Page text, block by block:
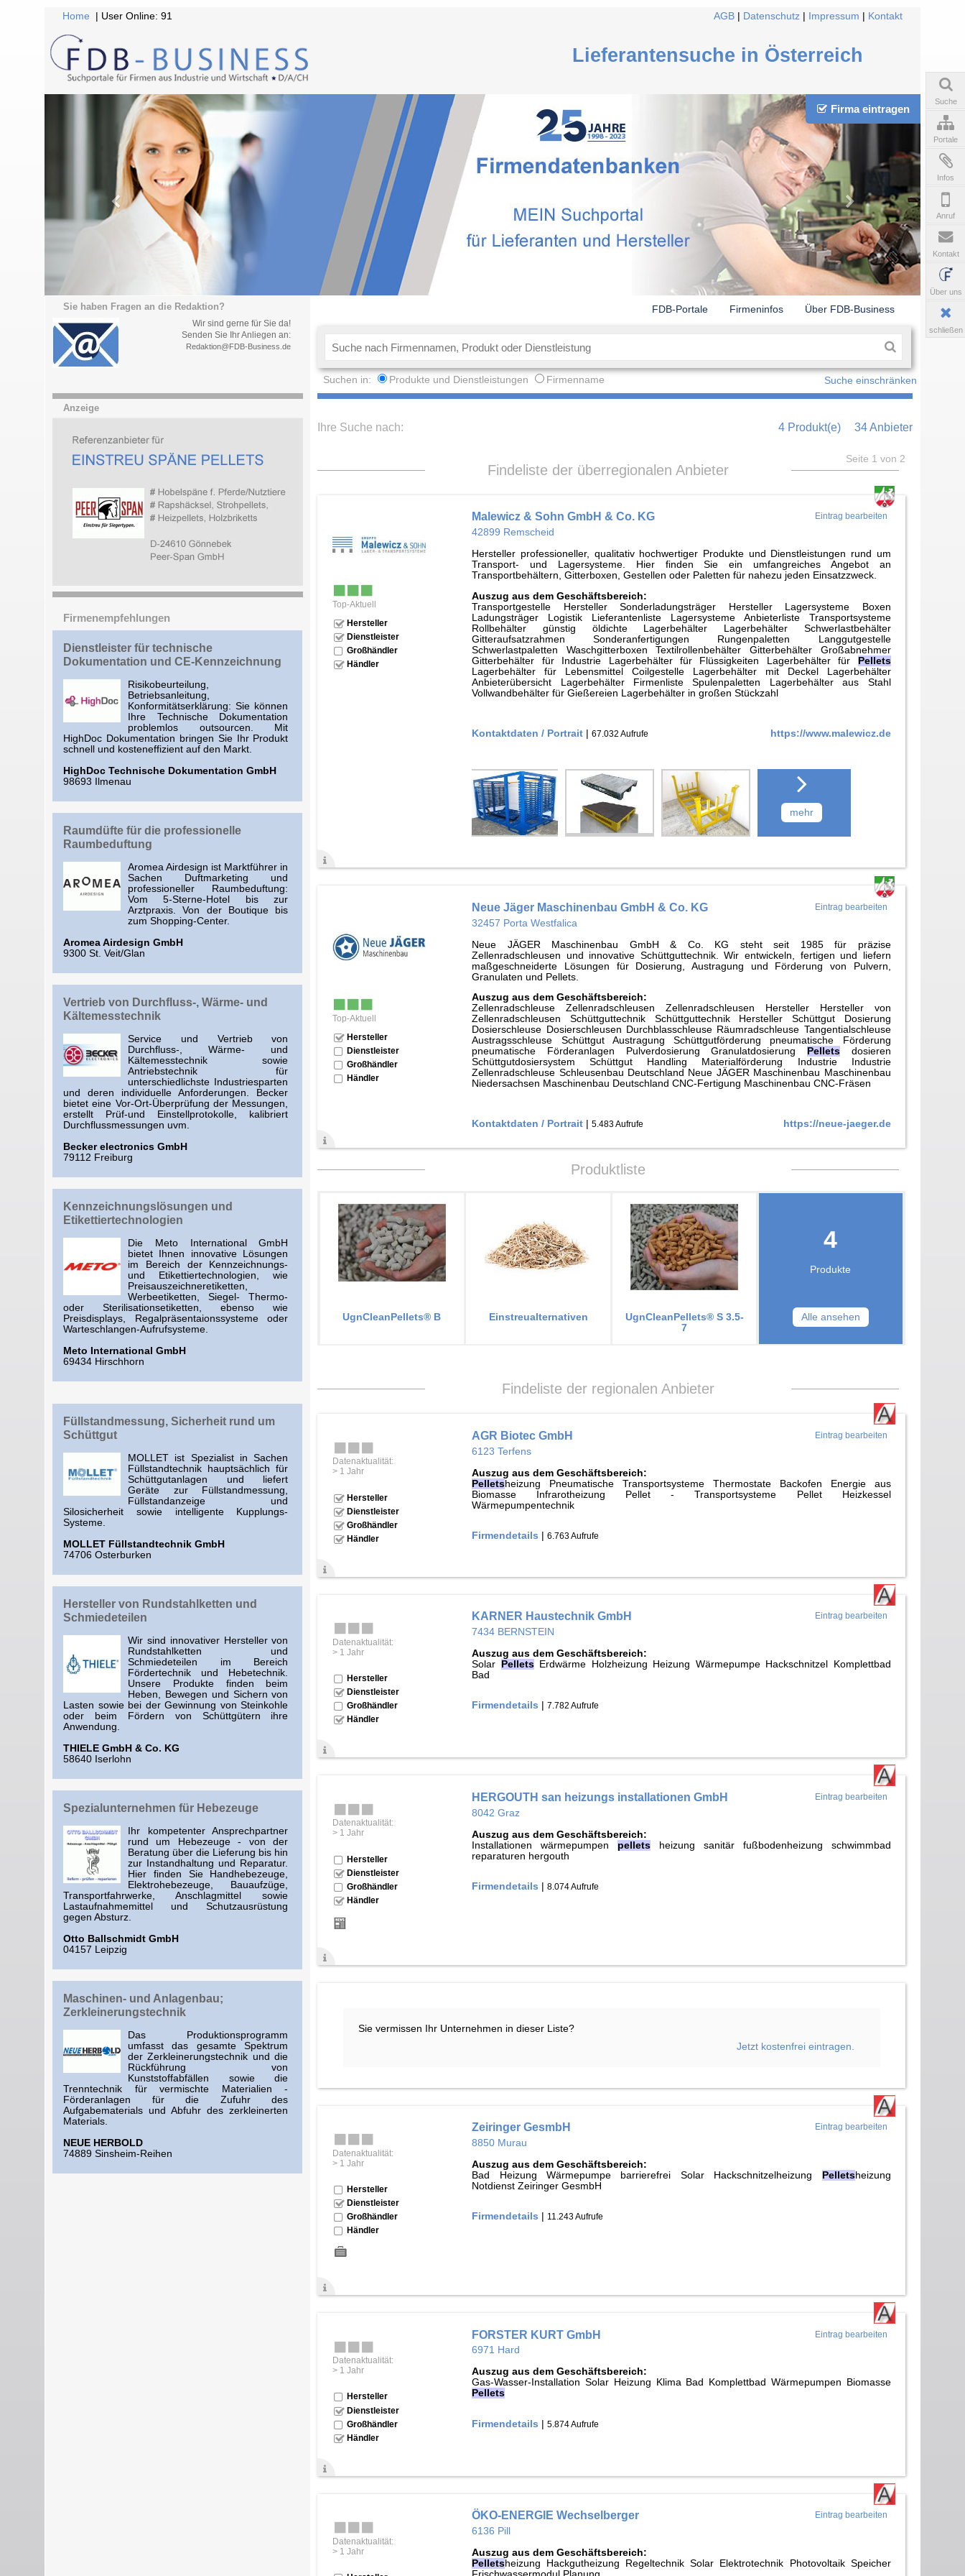
Home | User Online: 91 AGB Datenschutz Impressum Kontakt
Lieferantensuche in Österreich
Firma eintragen
Sie haben Fragen an die Redaktion?
Wir sind gerne für Sie da!
Senden Sie Ihr Anliegen an:
Redaktion@FDB-Business.de
FDB-Portale Firmeninfos Über FDB-Business
Suchen in: Produkte und Dienstleistungen Firmenname Suche einschränken
Anzeige
Firmenempfehlungen
Dienstleister für technische
Dokumentation und CE-Kennzeichnung
Risikobeurteilung,
Betriebsanleitung,
Konformitätserklärung: Sie können
Ihre Technische Dokumentation
problemlos outsourcen. Mit
HighDoc Dokumentation bringen Sie Ihr Produkt
schnell und kosteneffizient auf den Markt.
HighDoc Technische Dokumentation GmbH
98693 Ilmenau
Raumdüfte für die professionelle
Raumbeduftung
Aromea Airdesign ist Marktführer in
Sachen Duftmarketing und
professioneller Raumbeduftung:
Vom 5-Sterne-Hotel bis zur
Arztpraxis. Von der Boutique bis
zum Shopping-Center.
Aromea Airdesign GmbH
9300 St. Veit/Glan
Vertrieb von Durchfluss-, Wärme- und
Kältemesstechnik
Service und Vertrieb von
Durchfluss-, Wärme- und
Kältemesstechnik sowie
Antriebstechnik für
unterschiedlichste Industriesparten
und deren individuelle Anforderungen. Becker
bietet eine Vor-Ort-Überprüfung der Messungen,
erstellt Prüf-und Einstellprotokolle, kalibriert
Durchflussmessungen uvm.
Becker electronics GmbH
79112 Freiburg
Kennzeichnungslösungen und
Etikettiertechnologien
Die Meto International GmbH
bietet Ihnen innovative Lösungen
im Bereich der Kennzeichnungs-
und Etikettiertechnologien, wie
Preisauszeichneretiketten,
Werbeetiketten, Siegel- Thermo-
oder Sterilisationsetiketten, ebenso wie
Preisdisplays, Regalpräsentaionssysteme oder
Warteschlangen-Aufrufsysteme.
Meto International GmbH
69434 Hirschhorn
Füllstandmessung, Sicherheit rund um
Schüttgut
MOLLET ist Spezialist in Sachen
Füllstandtechnik hauptsächlich für
Schüttgutanlagen und liefert
Geräte zur Füllstandmessung,
Füllstandanzeige und
Silosicherheit sowie intelligente Kupplungs-
Systeme.
MOLLET Füllstandtechnik GmbH
74706 Osterburken
Hersteller von Rundstahlketten und
Schmiedeteilen
Wir sind innovativer Hersteller von
Rundstahlketten und
Schmiedeteilen im Bereich
Fördertechnik und Hebetechnik.
Unsere Produkte finden beim
Heben, Bewegen und Sichern von
Lasten sowie bei der Gewinnung von Steinkohle
oder beim Fördern von Schüttgütern ihre
Anwendung.
THIELE GmbH & Co. KG
58640 Iserlohn
Spezialunternehmen für Hebezeuge
Ihr kompetenter Ansprechpartner
rund um Hebezeuge - von der
Beratung über die Lieferung bis hin
zur Instandhaltung und Reparatur.
Hier finden Sie Handhebezeuge,
Elektrohebezeuge, Bauaufzüge,
Transportfahrwerke, Anschlagmittel sowie
Lastaufnahmemittel und Schutzausrüstung
gegen Absturz.
Otto Ballschmidt GmbH
04157 Leipzig
Maschinen- und Anlagenbau;
Zerkleinerungstechnik
Das Produktionsprogramm
umfasst das gesamte Spektrum
der Zerkleinerungstechnik und die
Rückführung von
Kunststoffabfällen sowie die
Trenntechnik für vermischte Materialien -
Förderanlagen für die Zufuhr des
Aufgabematerials und Abfuhr des zerkleinerten
Materials.
NEUE HERBOLD
74889 Sinsheim-Reihen
Ihre Suche nach: 34 Anbieter
4 Produkt(e)
Seite 1 von 2
Findeliste der überregionalen Anbieter
Top-Aktuell
Hersteller
Dienstleister
Großhändler
Händler
Eintrag bearbeiten
Malewicz & Sohn GmbH & Co. KG
42899 Remscheid
Hersteller professioneller, qualitativ hochwertiger Produkte und Dienstleistungen rund um
Transport- und Lagersysteme. Hier finden Sie ein umfangreiches Angebot an
Transportbehältern, Gitterboxen, Gestellen oder Paletten für nahezu jeden Einsatzzweck.
Auszug aus dem Geschäftsbereich:
Transportgestelle Hersteller Sonderladungsträger Hersteller Lagersysteme Boxen
Ladungsträger Logistik Lieferantenliste Lagersysteme Anbieterliste Transportsysteme
Rollbehälter günstig öldichte Lagerbehälter Lagerbehälter Schwerlastbehälter
Gitteraufsatzrahmen Sonderanfertigungen Rungenpaletten Langgutgestelle
Schwerlastpaletten Waschgitterboxen Textilrollenbehälter Gitterbehälter Großabnehmer
Gitterbehälter für Industrie Lagerbehälter für Flüssigkeiten Lagerbehälter für
Pellets
Lagerbehälter für Lebensmittel Coilgestelle Lagerbehälter mit Deckel Lagerbehälter
Anbieterübersicht Lagerbehälter Firmenliste Spulenpaletten Lagerbehälter aus Stahl
Vollwandbehälter für Gießereien Lagerbehälter in großen Stückzahl
Kontaktdaten / Portrait |67.032 Aufrufe https://www.malewicz.de
mehr
Top-Aktuell
Hersteller
Dienstleister
Großhändler
Händler
Eintrag bearbeiten
Neue Jäger Maschinenbau GmbH & Co. KG
32457 Porta Westfalica
Neue JÄGER Maschinenbau GmbH & Co. KG steht seit 1985 für präzise
Zellenradschleusen und innovative Schüttguttechnik. Wir entwickeln, fertigen und liefern
maßgeschneiderte Lösungen für Dosierung, Austragung und Förderung von Pulvern,
Granulaten und Pellets.
Auszug aus dem Geschäftsbereich:
Zellenradschleuse Zellenradschleusen Zellenradschleusen Hersteller Hersteller von
Zellenradschleusen Schüttguttechnik Schüttguttechnik Hersteller Schüttgut Dosierung
Dosierschleuse Dosierschleusen Durchblasschleuse Räumradschleuse Tangentialschleuse
Austragsschleuse Schüttgut Austragung Schüttgutförderung pneumatische Förderung
pneumatische Förderanlagen Pulverdosierung Granulatdosierung
Pelletsdosieren
Schüttgutdosiersystem Schüttgut Handling Materialförderung Industrie Industrie
Zellenradschleuse Schleusenbau Deutschland Neue JÄGER Maschinenbau Maschinenbau
Niedersachsen Maschinenbau Deutschland CNC-Fertigung Maschinenbau CNC-Fräsen
Kontaktdaten / Portrait |5.483 Aufrufe https://neue-jaeger.de
Produktliste
UgnCleanPellets® B Einstreualternativen
UgnCleanPellets® S 3.5-
7
4
Produkte
Alle ansehen
Findeliste der regionalen Anbieter
Datenaktualität:
> 1 Jahr
Hersteller
Dienstleister
Großhändler
Händler
Eintrag bearbeiten
AGR Biotec GmbH
6123 Terfens
Auszug aus dem Geschäftsbereich:
Pelletsheizung Pneumatische Transportsysteme Thermostate Backofen Energie aus
Biomasse Infrarotheizung Pellet - Transportsysteme Pellet Heizkessel
Wärmepumpentechnik
Firmendetails |6.763 Aufrufe
Datenaktualität:
> 1 Jahr
Hersteller
Dienstleister
Großhändler
Händler
Eintrag bearbeiten
KARNER Haustechnik GmbH
7434 BERNSTEIN
Auszug aus dem Geschäftsbereich:
Solar
PelletsErdwärme Holzheizung Heizung Wärmepumpe Hackschnitzel Komplettbad
Bad
Firmendetails |7.782 Aufrufe
Datenaktualität:
> 1 Jahr
Hersteller
Dienstleister
Großhändler
Händler
Eintrag bearbeiten
HERGOUTH san heizungs installationen GmbH
8042 Graz
Auszug aus dem Geschäftsbereich:
Installationen wärmepumpen pellets heizung sanitär fußbodenheizung schwimmbad
reparaturen hergouth
Firmendetails |8.074 Aufrufe
Sie vermissen Ihr Unternehmen in dieser Liste?
Jetzt kostenfrei eintragen.
Datenaktualität:
> 1 Jahr
Hersteller
Dienstleister
Großhändler
Händler
Eintrag bearbeiten
Zeiringer GesmbH
8850 Murau
Auszug aus dem Geschäftsbereich:
Bad Heizung Wärmepumpe barrierefrei Solar Hackschnitzelheizung
Pelletsheizung
Notdienst Zeiringer GesmbH
Firmendetails 11.243 Aufrufe
Datenaktualität:
> 1 Jahr
Hersteller
Dienstleister
Großhändler
Händler
Eintrag bearbeiten
FORSTER KURT GmbH
6971 Hard
Auszug aus dem Geschäftsbereich:
Gas-Wasser-Installation Solar Heizung Klima Bad Komplettbad Wärmepumpen Biomasse
Pellets
Firmendetails |5.874 Aufrufe
Datenaktualität:
> 1 Jahr
Eintrag bearbeiten
ÖKO-ENERGIE Wechselberger
6136 Pill
Auszug aus dem Geschäftsbereich:
Pelletsheizung Hackgutheizung Regeltechnik Solar Elektrotechnik Photovoltaik Speicher
Suche
Portale
Infos
Anruf
Kontakt
Über uns
schließen